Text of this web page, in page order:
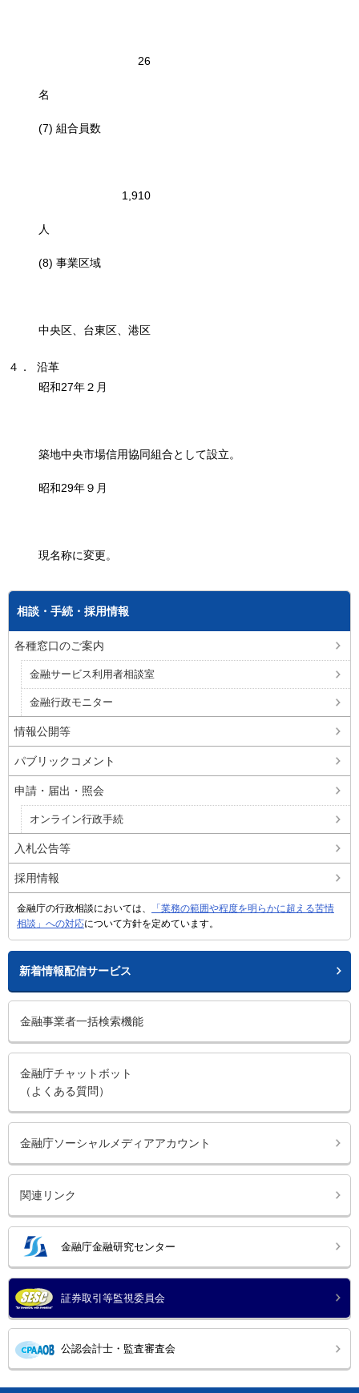
26
名
(7) 組合員数
1,910
人
(8) 事業区域
中央区、台東区、港区
４． 沿革
昭和27年２月
築地中央市場信用協同組合として設立。
昭和29年９月
現名称に変更。
相談・手続・採用情報
各種窓口のご案内
金融サービス利用者相談室
金融行政モニター
情報公開等
パブリックコメント
申請・届出・照会
オンライン行政手続
入札公告等
採用情報
金融庁の行政相談においては、
「業務の範囲や程度を明らかに超える苦情
相談」への対応について方針を定めています。
新着情報配信サービス
金融事業者一括検索機能
金融庁チャットボット
（よくある質問）
金融庁ソーシャルメディアアカウント
関連リンク
金融庁金融研究センター
証券取引等監視委員会
公認会計士・監査審査会